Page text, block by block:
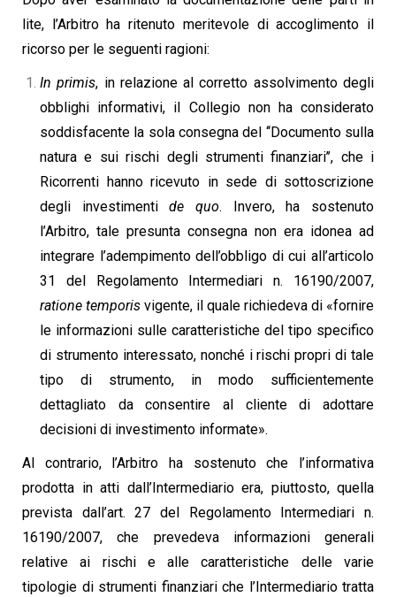
lite, l’Arbitro ha ritenuto meritevole di accoglimento il
ricorso per le seguenti ragioni:
In primis, in relazione al corretto assolvimento degli
obblighi informativi, il Collegio non ha considerato
soddisfacente la sola consegna del ‘‘Documento sulla
natura e sui rischi degli strumenti finanziari’’, che i
Ricorrenti hanno ricevuto in sede di sottoscrizione
degli investimentide quo. Invero, ha sostenuto
l’Arbitro, tale presunta consegna non era idonea ad
integrare l’adempimento dell’obbligo di cui all’articolo
31 del Regolamento Intermediari n. 16190/2007,
ratione temporis vigente, il quale richiedeva di «fornire
le informazioni sulle caratteristiche del tipo specifico
di strumento interessato, nonché i rischi propri di tale
tipo di strumento, in modo sufficientemente
dettagliato da consentire al cliente di adottare
decisioni di investimento informate».
Al contrario, l’Arbitro ha sostenuto che l’informativa
prodotta in atti dall’Intermediario era, piuttosto, quella
prevista dall’art. 27 del Regolamento Intermediari n.
16190/2007, che prevedeva informazioni generali
relative ai rischi e alle caratteristiche delle varie
tipologie di strumenti finanziari che l’Intermediario tratta